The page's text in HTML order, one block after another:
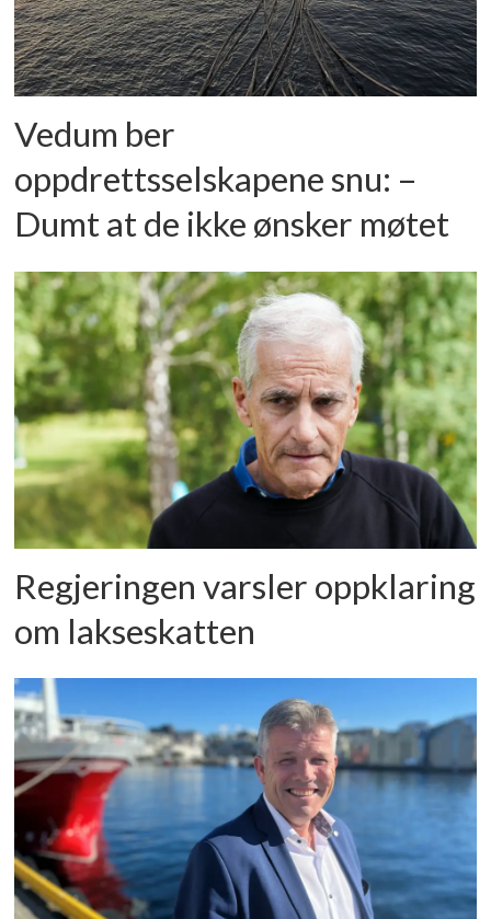
Vedum ber
oppdrettsselskapene snu: –
Dumt at de ikke ønsker møtet
Regjeringen varsler oppklaring
om lakseskatten